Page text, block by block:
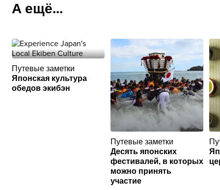
А ещё...
Путевые заметки
Японская культура
обедов экибэн
Путевые заметки
Десять японских
фестивалей, в которых
можно принять
участие